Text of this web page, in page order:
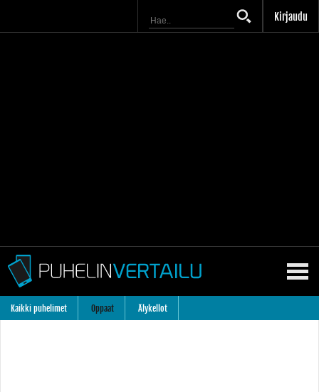
Kirjaudu
Kaikki puhelimet Oppaat Älykellot